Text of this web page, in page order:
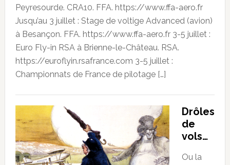
Peyresourde. CRA10. FFA. https://www.ffa-aero.fr
Jusqu’au 3 juillet : Stage de voltige Advanced (avion)
à Besançon. FFA. https://www.ffa-aero.fr 3-5 juillet :
Euro Fly-in RSA à Brienne-le-Château. RSA.
https://euroflyin.rsafrance.com 3-5 juillet :
Championnats de France de pilotage […]
Drôles
de
vols…
Ou la